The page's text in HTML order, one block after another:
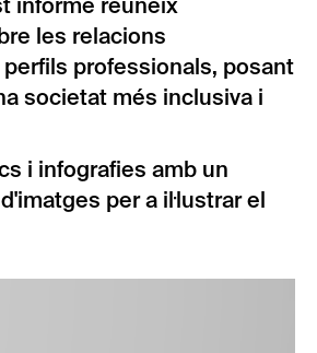
les relacions
professionals, posant
societat més inclusiva i
i infografies amb un
per a il·lustrar el